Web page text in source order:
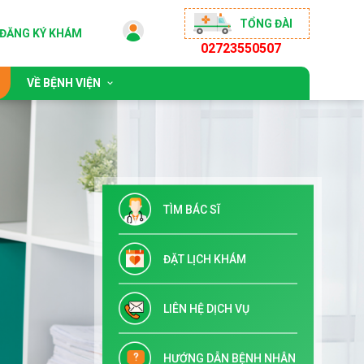
ĐĂNG KÝ KHÁM
TỔNG ĐÀI
02723550507
VỀ BỆNH VIỆN
Đội ngũ bác sĩ
Chỉ đạo tuyến & Đào tạo
Danh mục dịch vụ kỹ thuật
Tuyển dụng
TÌM BÁC SĨ
ĐẶT LỊCH KHÁM
LIÊN HỆ DỊCH VỤ
HƯỚNG DẪN BỆNH NHÂN